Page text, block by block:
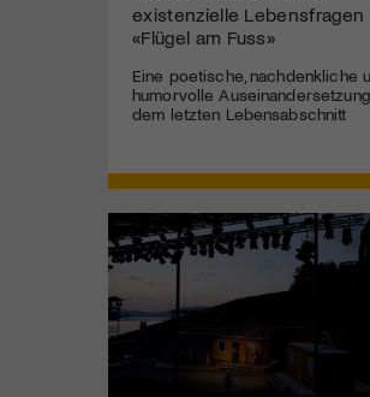
existenzielle Lebensfragen
«Flügel am Fuss»
Eine poetische, nachdenkliche
humorvolle
dem letzten Lebensabschnitt